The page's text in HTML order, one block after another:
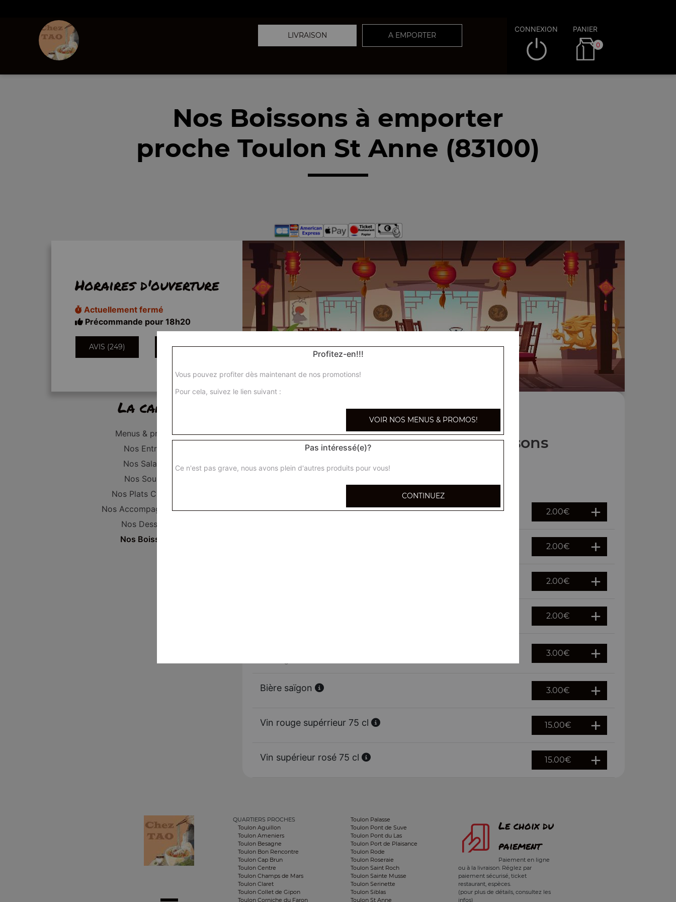
LIVRAISON A EMPORTER
CONNEXION PANIER
0
Nos Boissons à emporter
proche Toulon St Anne (83100)
Horaires d'ouverture
Actuellement fermé
Précommande pour 18h20
AVIS (249) INFORMATIONS
La carte
Menus & promos
Nos Entrées
Nos Salades
Nos Soupes
Nos Plats Cuisinés
Nos Accompagnements
Nos Desserts
Nos Boissons
Nos Boissons
Coca cola 33 cl 2.00€
2.00€
2.00€
2.00€
3.00€
Bière saïgon 3.00€
Vin rouge supérrieur 75 cl 15.00€
Vin supérieur rosé 75 cl 15.00€
QUARTIERS PROCHES
Toulon Aguillon
Toulon Ameniers
Toulon Besagne
Toulon Bon Rencontre
Toulon Cap Brun
Toulon Centre
Toulon Champs de Mars
Toulon Claret
Toulon Collet de Gipon
Toulon Corniche du Faron
Toulon Palasse
Toulon Pont de Suve
Toulon Pont du Las
Toulon Port de Plaisance
Toulon Rode
Toulon Roseraie
Toulon Saint Roch
Toulon Sainte Musse
Toulon Serinette
Toulon Siblas
Toulon St Anne
Le choix du
paiement
Paiement en ligne
ou à la livraison. Réglez par
paiement sécurisé, ticket
restaurant, espèces.
(pour plus de détails, consultez les
infos)
Profitez-en!!!
Vous pouvez profiter dès maintenant de nos promotions!
Pour cela, suivez le lien suivant :
VOIR NOS MENUS & PROMOS!
Pas intéressé(e)?
Ce n'est pas grave, nous avons plein d'autres produits pour vous!
CONTINUEZ